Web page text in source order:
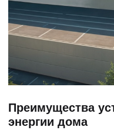
Преимущества
энергии дома